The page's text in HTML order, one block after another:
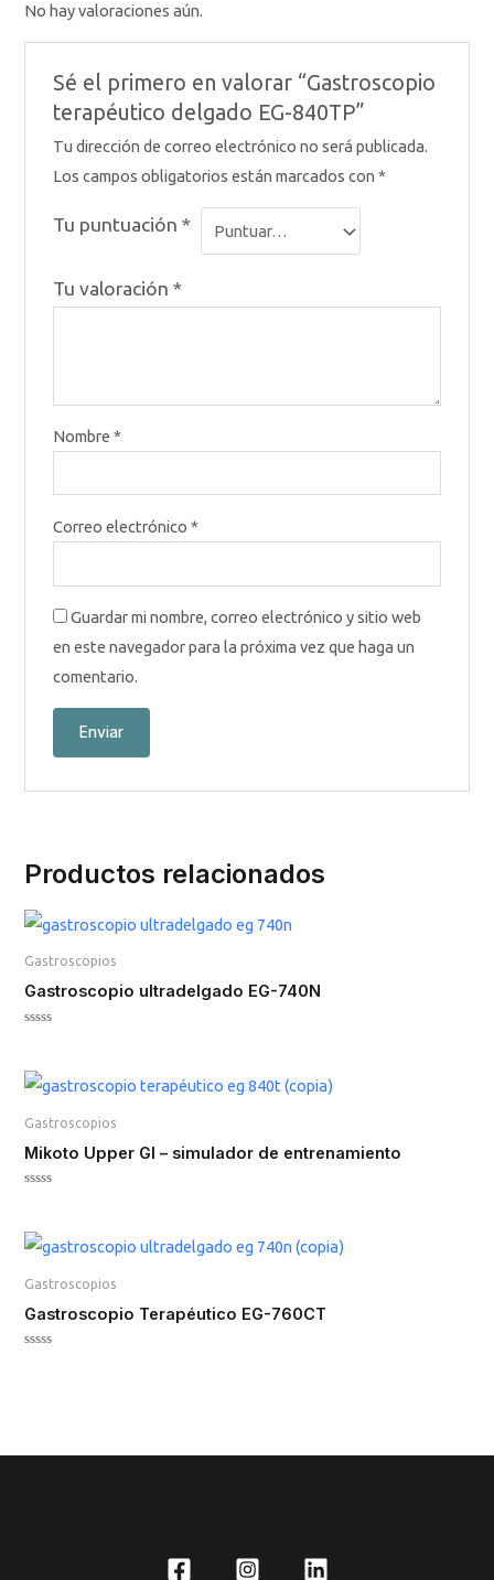
No hay valoraciones aún.
Sé el primero en valorar “Gastroscopio
terapéutico delgado EG-840TP”
Tu dirección de correo electrónico no será publicada.
Los campos obligatorios están marcados con *
Tu puntuación *
Tu valoración *
Nombre *
Correo electrónico *
Guardar mi nombre, correo electrónico y sitio web
en este navegador para la próxima vez que haga un
comentario.
Productos relacionados
Gastroscopios
Gastroscopio ultradelgado EG-740N
de
5
Gastroscopios
Mikoto Upper GI – simulador de entrenamiento
de
5
Gastroscopios
Gastroscopio Terapéutico EG-760CT